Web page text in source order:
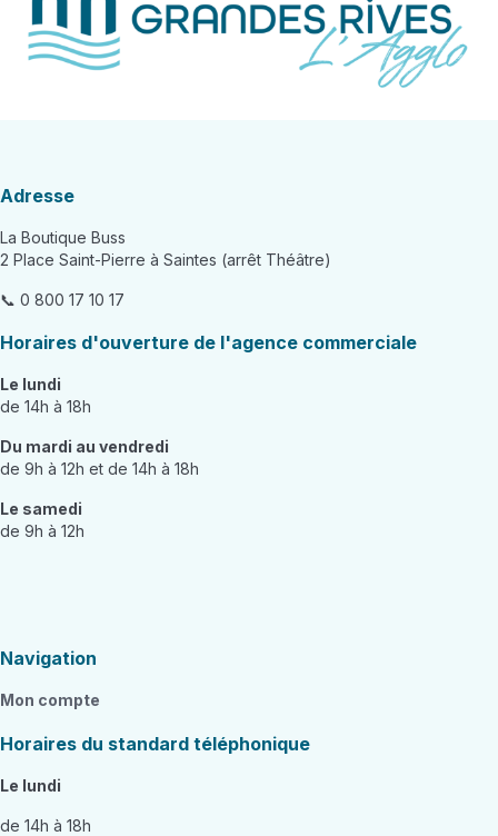
Adresse
La Boutique Buss
2 Place Saint-Pierre à Saintes (arrêt Théâtre)
📞 0 800 17 10 17
Horaires d'ouverture de l'agence commerciale
Le lundi
de 14h à 18h
Du mardi au vendredi
de 9h à 12h et de 14h à 18h
Le samedi
de 9h à 12h
Navigation
Mon compte
Horaires du standard téléphonique
Le lundi
de 14h à 18h